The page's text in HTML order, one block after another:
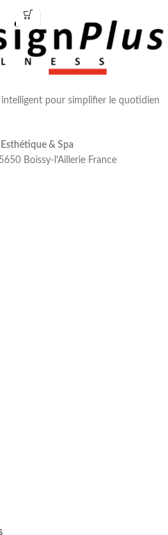
contient.•Caractéristiques
pour simplifier le quotidien
& Spa
Boissy-l'Aillerie France